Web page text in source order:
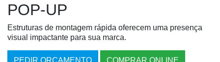
POP-UP
Estruturas de montagem rápida oferecem uma presença
visual impactante para sua marca.
PEDIR ORÇAMENTO COMPRAR ONLINE